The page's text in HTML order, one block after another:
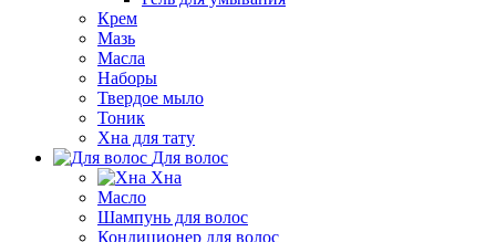
Крем
Мазь
Масла
Наборы
Твердое мыло
Тоник
Хна для тату
Для волос
Хна
Масло
Шампунь для волос
Кондиционер для волос